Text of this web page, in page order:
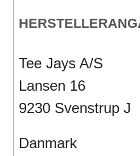
Tee Jays A/S
Lansen 16
9230 Svenstrup J
Danmark